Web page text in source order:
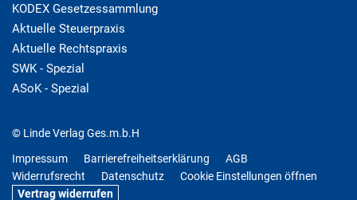
KODEX Gesetzessammlung
Aktuelle Steuerpraxis
Aktuelle Rechtspraxis
SWK - Spezial
ASoK - Spezial
© Linde Verlag Ges.m.b.H
Impressum
Barrierefreiheitserklärung
AGB
Widerrufsrecht
Datenschutz
Cookie Einstellungen öffnen
Vertrag widerrufen